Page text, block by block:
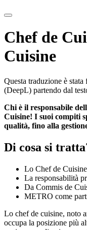
Chef de
Cuisine
Questa traduzione è
(DeepL) partendo dal
Chi è il responsabile
Cuisine! I suoi compiti
qualità, fino alla
Di cosa si
Lo Chef de
La responsabilità
Da Commis de
METRO come
Lo chef de cuisine, noto
occupa la posizione più